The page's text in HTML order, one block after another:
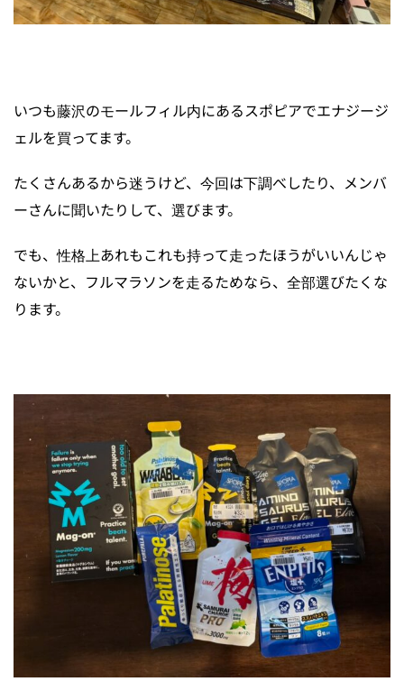
いつも藤沢のモールフィル内にあるスポピアでエナジージ
ェルを買ってます。
たくさんあるから迷うけど、今回は下調べしたり、メンバ
ーさんに聞いたりして、選びます。
でも、性格上あれもこれも持って走ったほうがいいんじゃ
ないかと、フルマラソンを走るためなら、全部選びたくな
ります。